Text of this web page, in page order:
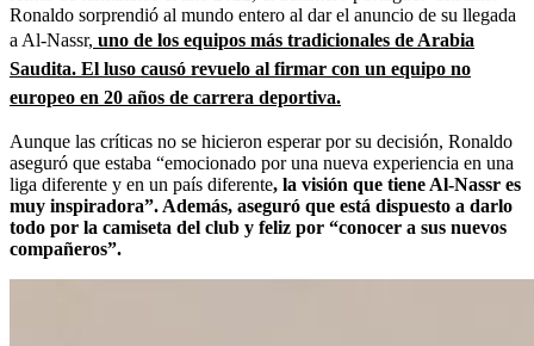
Ronaldo sorprendió al mundo entero al dar el anuncio de su llegada
a Al-Nassr, uno de los equipos más tradicionales de Arabia
Saudita. El luso causó revuelo al firmar con un equipo no
europeo en 20 años de carrera deportiva.
Aunque las críticas no se hicieron esperar por su decisión, Ronaldo
aseguró que estaba “emocionado por una nueva experiencia en una
liga diferente y en un país diferente, la visión que tiene Al-Nassr es
muy inspiradora”. Además, aseguró que está dispuesto a darlo
todo por la camiseta del club y feliz por “conocer a sus nuevos
compañeros”.